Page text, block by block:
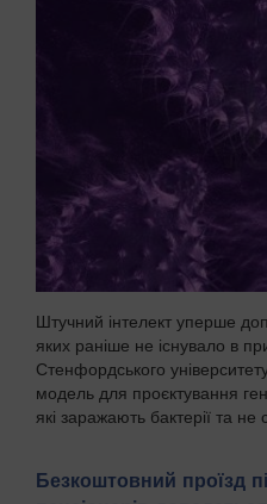
Штучний інтелект уперше
яких раніше не існувало в
Стенфордського
модель для проєктування
які заражають бактерії та не
Безкоштовний проїзд